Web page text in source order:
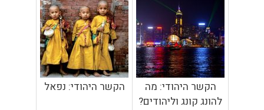
הקשר היהודי: מה
להונג קונג וליהודים?
הקשר היהודי: נפאל